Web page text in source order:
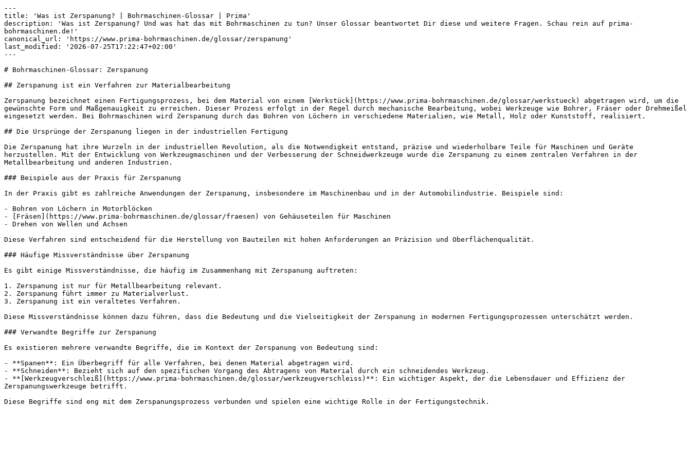
---
title: 'Was ist Zerspanung? | Bohrmaschinen-Glossar | Prima'
description: 'Was ist Zerspanung? Und was hat das mit Bohrmaschinen zu tun? Unser Glossar beantwortet Dir diese und weitere Fragen. Schau rein auf prima-
bohrmaschinen.de!'
canonical_url: 'https://www.prima-bohrmaschinen.de/glossar/zerspanung'
last_modified: '2026-07-25T17:22:47+02:00'
---
# Bohrmaschinen-Glossar: Zerspanung
## Zerspanung ist ein Verfahren zur Materialbearbeitung
Zerspanung bezeichnet einen Fertigungsprozess, bei dem Material von einem [Werkstück](https://www.prima-bohrmaschinen.de/glossar/werkstueck) abgetragen wird, um die
gewünschte Form und Maßgenauigkeit zu erreichen. Dieser Prozess erfolgt in der Regel durch mechanische Bearbeitung, wobei Werkzeuge wie Bohrer, Fräser oder Drehmeißel
eingesetzt werden. Bei Bohrmaschinen wird Zerspanung durch das Bohren von Löchern in verschiedene Materialien, wie Metall, Holz oder Kunststoff, realisiert.
## Die Ursprünge der Zerspanung liegen in der industriellen Fertigung
Die Zerspanung hat ihre Wurzeln in der industriellen Revolution, als die Notwendigkeit entstand, präzise und wiederholbare Teile für Maschinen und Geräte
herzustellen. Mit der Entwicklung von Werkzeugmaschinen und der Verbesserung der Schneidwerkzeuge wurde die Zerspanung zu einem zentralen Verfahren in der
Metallbearbeitung und anderen Industrien.
### Beispiele aus der Praxis für Zerspanung
In der Praxis gibt es zahlreiche Anwendungen der Zerspanung, insbesondere im Maschinenbau und in der Automobilindustrie. Beispiele sind:
- Bohren von Löchern in Motorblöcken
- [Fräsen](https://www.prima-bohrmaschinen.de/glossar/fraesen) von Gehäuseteilen für Maschinen
- Drehen von Wellen und Achsen
Diese Verfahren sind entscheidend für die Herstellung von Bauteilen mit hohen Anforderungen an Präzision und Oberflächenqualität.
### Häufige Missverständnisse über Zerspanung
Es gibt einige Missverständnisse, die häufig im Zusammenhang mit Zerspanung auftreten:
1. Zerspanung ist nur für Metallbearbeitung relevant.
2. Zerspanung führt immer zu Materialverlust.
3. Zerspanung ist ein veraltetes Verfahren.
Diese Missverständnisse können dazu führen, dass die Bedeutung und die Vielseitigkeit der Zerspanung in modernen Fertigungsprozessen unterschätzt werden.
### Verwandte Begriffe zur Zerspanung
Es existieren mehrere verwandte Begriffe, die im Kontext der Zerspanung von Bedeutung sind:
- **Spanen**: Ein Überbegriff für alle Verfahren, bei denen Material abgetragen wird.
- **Schneiden**: Bezieht sich auf den spezifischen Vorgang des Abtragens von Material durch ein schneidendes Werkzeug.
- **[Werkzeugverschleiß](https://www.prima-bohrmaschinen.de/glossar/werkzeugverschleiss)**: Ein wichtiger Aspekt, der die Lebensdauer und Effizienz der
Zerspanungswerkzeuge betrifft.